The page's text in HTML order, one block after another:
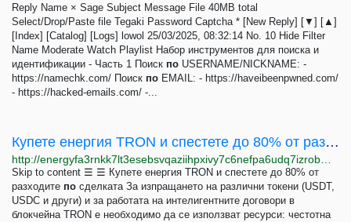
Reply Name × Sage Subject Message File 40MB total
Select/Drop/Paste file Tegaki Password Captcha * [New Reply] [▼] [▲]
[Index] [Catalog] [Logs] lowol 25/03/2025, 08:32:14 No. 10 Hide Filter
Name Moderate Watch Playlist Набор инструментов для поиска и
идентификации - Часть 1 Поиск по USERNAME/NICKNAME: -
https://namechk.com/ Поиск по EMAIL: - https://haveibeenpwned.com/
- https://hacked-emails.com/ -...
Купете енергия TRON и спестете до 80% от разходите по сделката -...
Skip to content ☰ ☰ Купете енергия TRON и спестете до 80% от
разходите по сделката За изпращането на различни токени (USDT,
USDC и други) и за работата на интелигентните договори в
блокчейна TRON е необходимо да се използват ресурси: честотна